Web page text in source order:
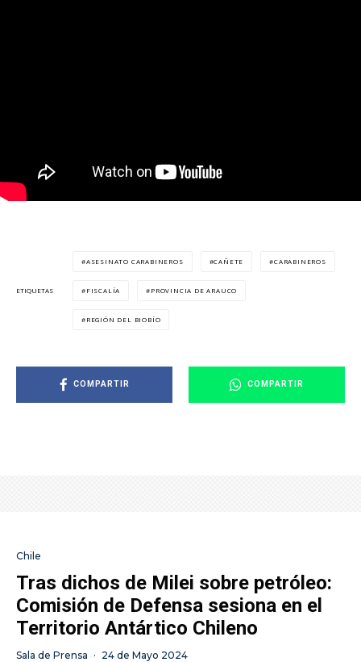
ETIQUETAS
ASESINATO CARABINEROS CAÑETE CARABINEROS
FISCALÍA PROVINCIA DE ARAUCO
REGIÓN DEL BIOBÍO
COMPARTIR COMPARTIR
Chile
Tras dichos de Milei sobre petróleo:
Comisión de Defensa sesiona en el
Territorio Antártico Chileno
Sala de Prensa · 24 de Mayo 2024